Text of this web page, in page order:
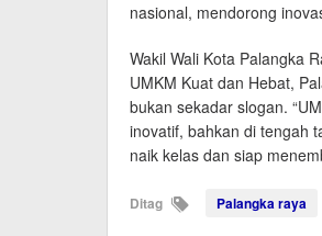
nasional, mendorong
Wakil Wali Kota Palangka
UMKM Kuat dan Hebat,
bukan sekadar slogan.
inovatif, bahkan di tengah
naik kelas dan siap
Ditag Palangka raya